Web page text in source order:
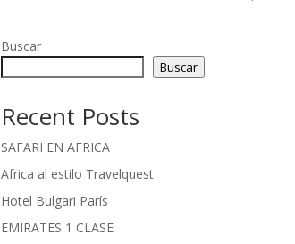
Buscar
Buscar
Recent Posts
SAFARI EN AFRICA
Africa al estilo Travelquest
Hotel Bulgari París
EMIRATES 1 CLASE